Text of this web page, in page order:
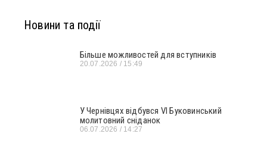
Новини та події
Більше можливостей для вступників
20.07.2026 15:49
У Чернівцях відбувся VI Буковинський
молитовний сніданок
06.07.2026 14:27